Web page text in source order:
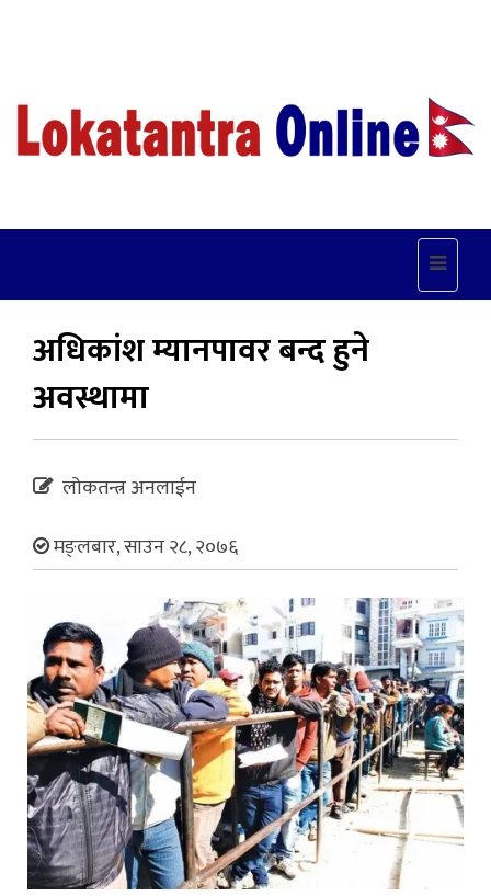
Toggle
अधिकांश म्यानपावर बन्द हुने
अवस्थामा
लोकतन्त्र अनलाईन
मङ्लबार, साउन २८, २०७६